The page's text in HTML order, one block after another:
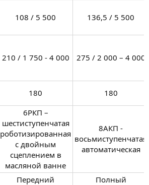
108 / 5 500​ 136,5 / 5 500​
210 / 1 750 - 4 000​ 275 / 2 000 – 4 000​
180​ 180​
6РКП –
шестиступенчатая
роботизированная
c двойным
сцеплением в
масляной ванне​
8АКП -
восьмиступенчатая
автоматическая​
Передний​
Полный​